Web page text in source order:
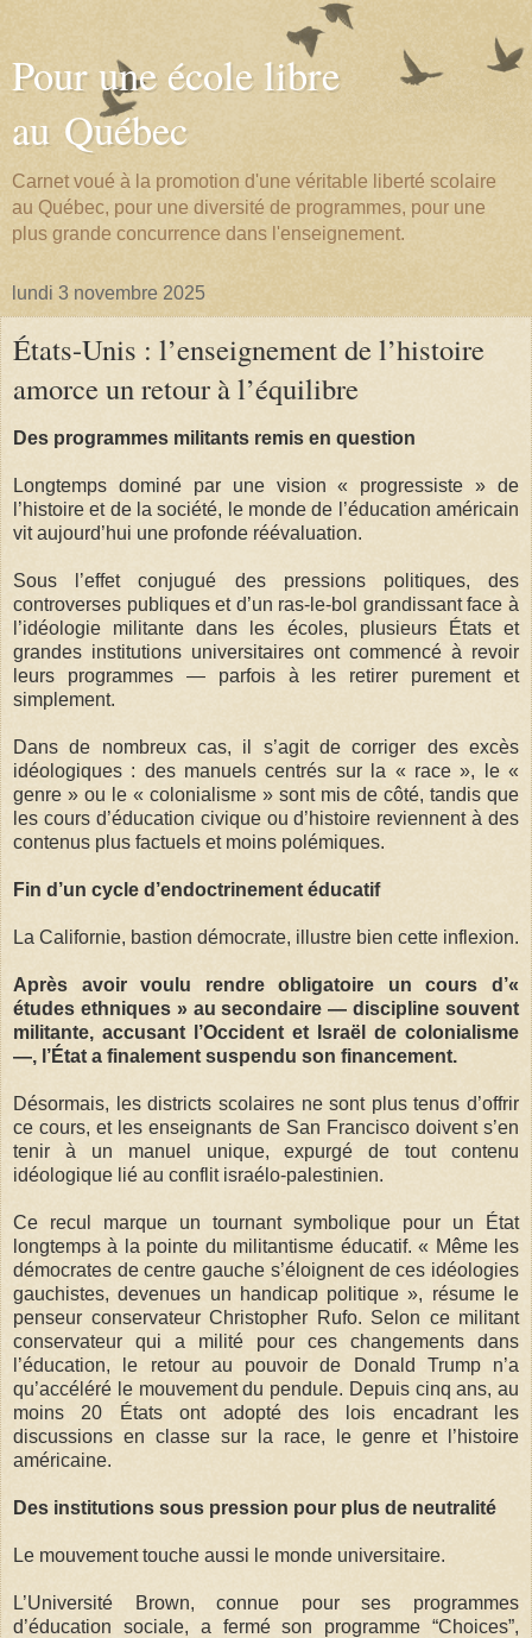
Pour une école libre
au Québec
Carnet voué à la promotion d'une véritable liberté scolaire
au Québec, pour une diversité de programmes, pour une
plus grande concurrence dans l'enseignement.
lundi 3 novembre 2025
États-Unis : l’enseignement de l’histoire
amorce un retour à l’équilibre
Des programmes militants remis en question
Longtemps dominé par une vision « progressiste » de
l’histoire et de la société, le monde de l’éducation américain
vit aujourd’hui une profonde réévaluation.
Sous l’effet conjugué des pressions politiques, des
controverses publiques et d’un ras-le-bol grandissant face à
l’idéologie militante dans les écoles, plusieurs États et
grandes institutions universitaires ont commencé à revoir
leurs programmes — parfois à les retirer purement et
simplement.
Dans de nombreux cas, il s’agit de corriger des excès
idéologiques : des manuels centrés sur la « race », le «
genre » ou le « colonialisme » sont mis de côté, tandis que
les cours d’éducation civique ou d’histoire reviennent à des
contenus plus factuels et moins polémiques.
Fin d’un cycle d’endoctrinement éducatif
La Californie, bastion démocrate, illustre bien cette inflexion.
Après avoir voulu rendre obligatoire un cours d’«
études ethniques » au secondaire — discipline souvent
militante, accusant l’Occident et Israël de colonialisme
—, l’État a finalement suspendu son financement.
Désormais, les districts scolaires ne sont plus tenus d’offrir
ce cours, et les enseignants de San Francisco doivent s’en
tenir à un manuel unique, expurgé de tout contenu
idéologique lié au conflit israélo-palestinien.
Ce recul marque un tournant symbolique pour un État
longtemps à la pointe du militantisme éducatif. « Même les
démocrates de centre gauche s’éloignent de ces idéologies
gauchistes, devenues un handicap politique », résume le
penseur conservateur Christopher Rufo. Selon ce militant
conservateur qui a milité pour ces changements dans
l’éducation, le retour au pouvoir de Donald Trump n’a
qu’accéléré le mouvement du pendule. Depuis cinq ans, au
moins 20 États ont adopté des lois encadrant les
discussions en classe sur la race, le genre et l’histoire
américaine.
Des institutions sous pression pour plus de neutralité
Le mouvement touche aussi le monde universitaire.
L’Université Brown, connue pour ses programmes
d’éducation sociale, a fermé son programme “Choices”,